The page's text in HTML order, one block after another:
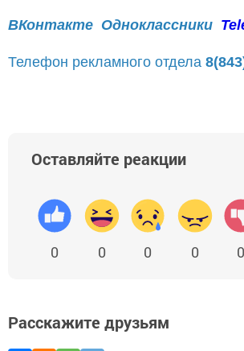
ВКонтакте Одноклассники
Телефон рекламного отдела
Оставляйте реакции
0 0 0 0 0
Расскажите друзьям